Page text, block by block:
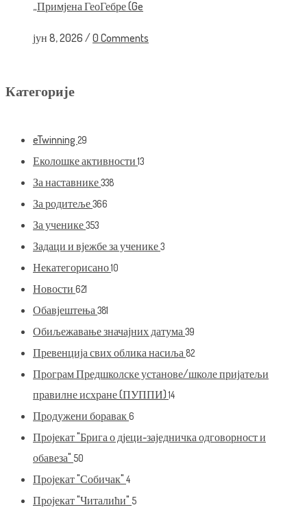
„Примјена ГеоГебре (Ge
јун 8, 2026 /0 Comments
Категорије
eTwinning 29
Еколошке активности13
За наставнике338
За родитеље366
За ученике353
Задаци и вјежбе за ученике3
Некатегорисано10
Новости 621
Обавјештења381
Обиљежавање значајних датума39
Превенција свих облика насиља82
Програм Предшколске установе/школе пријатељи
правилне исхране (ПУППИ)14
Продужени боравак6
Пројекат "Брига о дјеци-заједничка одговорност и
обавеза" 50
Пројекат "Собичак" 4
Пројекат "Читалићи" 5